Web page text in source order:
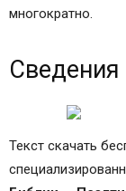
многократно.
Текст скачать